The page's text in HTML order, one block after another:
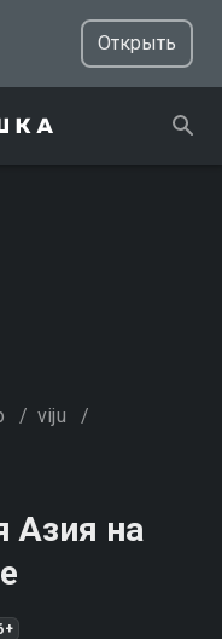
Открыть
/ viju /
Азия на